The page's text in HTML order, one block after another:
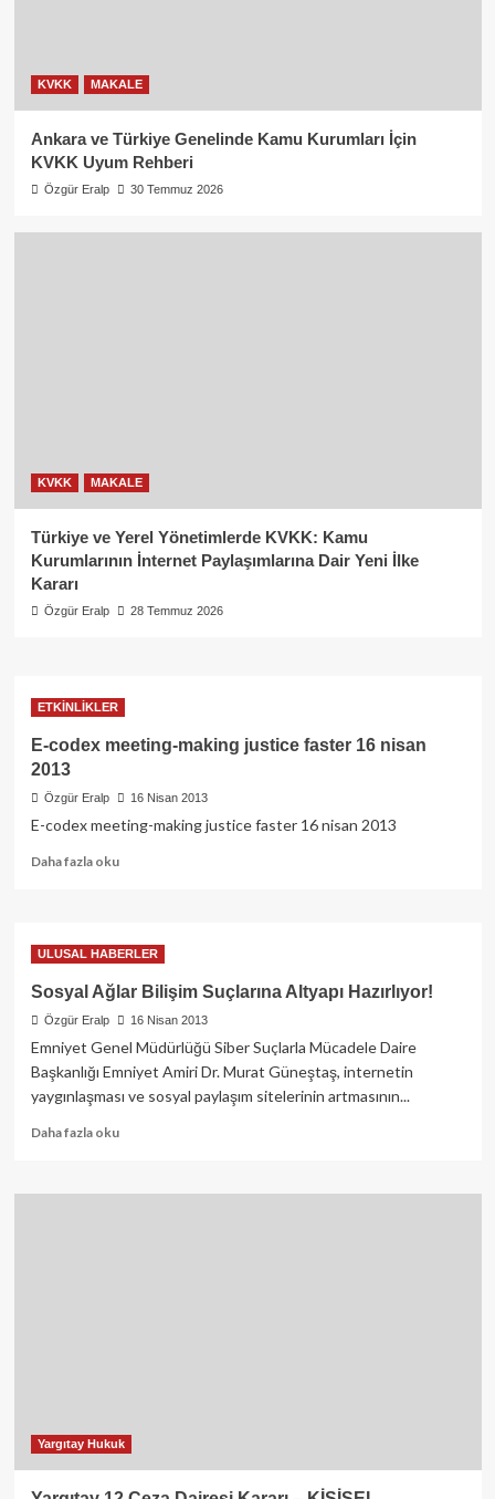
KVKK MAKALE
Ankara ve Türkiye Genelinde Kamu Kurumları İçin
KVKK Uyum Rehberi
Özgür Eralp 30 Temmuz 2026
KVKK MAKALE
Türkiye ve Yerel Yönetimlerde KVKK: Kamu
Kurumlarının İnternet Paylaşımlarına Dair Yeni İlke
Kararı
Özgür Eralp 28 Temmuz 2026
ETKİNLİKLER
E-codex meeting-making justice faster 16 nisan
2013
Özgür Eralp 16 Nisan 2013
E-codex meeting-making justice faster 16 nisan 2013
Daha fazla okuRead
codex
meeting-
making
faster
16
nisan
ULUSAL HABERLER
Sosyal Ağlar Bilişim Suçlarına Altyapı Hazırlıyor!
Özgür Eralp 16 Nisan 2013
Emniyet Genel Müdürlüğü Siber Suçlarla Mücadele Daire
Başkanlığı Emniyet Amiri Dr. Murat Güneştaş, internetin
yaygınlaşması ve sosyal paylaşım sitelerinin artmasının...
Daha fazla okuRead
Sosyal
Yargıtay Hukuk